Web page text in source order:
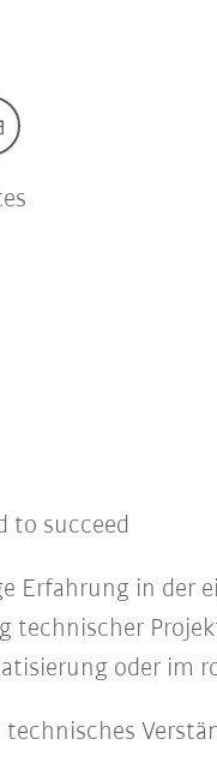
to succeed
Erfahrung in der
technischer
oder im
technisches